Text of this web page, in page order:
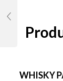
WHISKY